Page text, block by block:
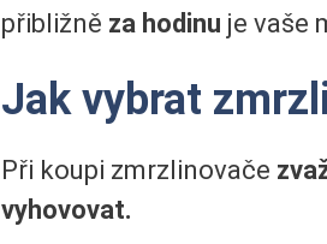
přibližně za hodinu je vaše
Jak vybrat
Při koupi zmrzlinovače
vyhovovat.